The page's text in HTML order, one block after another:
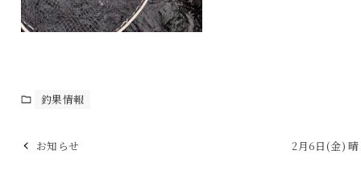
釣果情報
お知らせ 2月6日(金)